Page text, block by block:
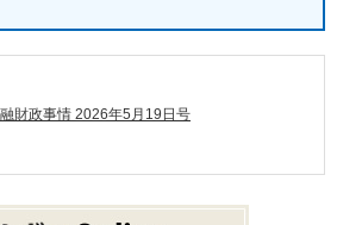
財政事情 2026年5月19日号